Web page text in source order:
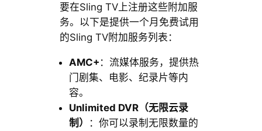
要在Sling TV上注册这些附加服
务。以下是提供一个月免费试用
的Sling TV附加服务列表：
AMC+ ：流媒体服务，提供热
门剧集、电影、纪录片等内
容。
Unlimited DVR（无限云录
制）
：你可以录制无限数量的